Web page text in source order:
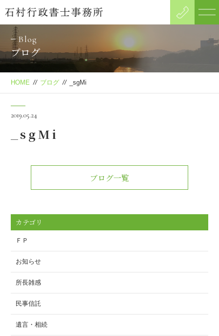
Blog
ブログ
HOME // ブログ // _sgMi
2019.05.24
_sgMi
ブログ一覧
カテゴリ
ＦＰ
お知らせ
所長雑感
民事信託
遺言・相続